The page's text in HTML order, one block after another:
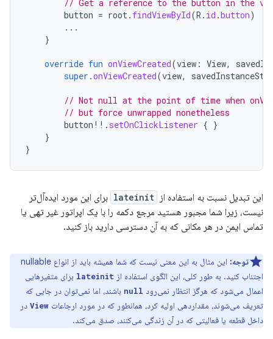
// Get a reference to the button in the
button = root . findViewById(R . id .button)
...
}
override fun onViewCreated(view : View,
super .onViewCreated(view,
// Not null at the point of time when
// but force unwrapped nonetheless
button !! . setOnClickListener { }
}
}
این تبدیل نسبت به استفاده از lateinit برای این مورد ایده‌آل‌تر
نیست، زیرا شما مجبور هستید مرجع دکمه را با یک اپراتور غیر تهی یا
تماس ایمن در هر مکانی که به آن دسترسی دارید باز کنید.
توجه:
این مثال به این معنی نیست که شما همیشه باید از انواع nullable
اجتناب کنید. به طور کلی، این الگوی استفاده از lateinit برای متغیرهایی
اعمال می‌شود که هرگز انتظار نمی‌رود null باشند، اما نمی‌توان در جایی که
تعریف می‌شوند، مقداردهی اولیه کرد، همانطور که در مورد ارجاعات View در
داخل قطعه یا فعالیتی که در آن زندگی می‌کنند، صدق می‌کند.